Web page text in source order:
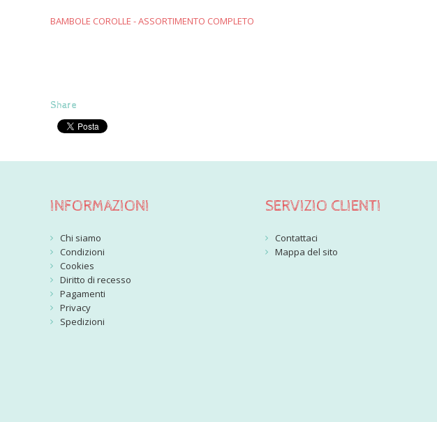
BAMBOLE COROLLE - ASSORTIMENTO COMPLETO
Share
INFORMAZIONI
Chi siamo
Condizioni
Cookies
Diritto di recesso
Pagamenti
Privacy
Spedizioni
SERVIZIO CLIENTI
Contattaci
Mappa del sito